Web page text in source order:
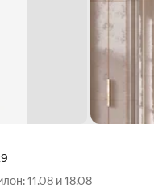
11.08 и 18.08